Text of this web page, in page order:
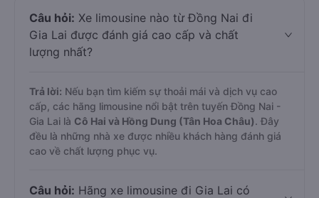
Câu hỏi: Xe limousine nào từ Đồng Nai đi
Gia Lai được đánh giá cao cấp và chất
lượng nhất?
Trả lời: Nếu bạn tìm kiếm sự thoải mái và dịch vụ cao
cấp, các hãng limousine nổi bật trên tuyến Đồng Nai -
Gia Lai là Cô Hai và Hồng Dung (Tân Hoa Châu). Đây
đều là những nhà xe được nhiều khách hàng đánh giá
cao về chất lượng phục vụ.
Câu hỏi: Hãng xe limousine đi Gia Lai có